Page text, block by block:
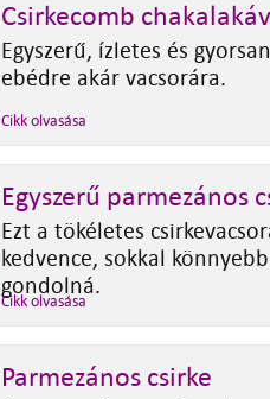
Csirkecomb
Egyszerű, ízletes és
ebédre akár vacsorára.
Cikk olvasása
Egyszerű parmezános
Ezt a tökéletes
kedvence, sokkal
gondolná.
Cikk olvasása
Parmezános csirke